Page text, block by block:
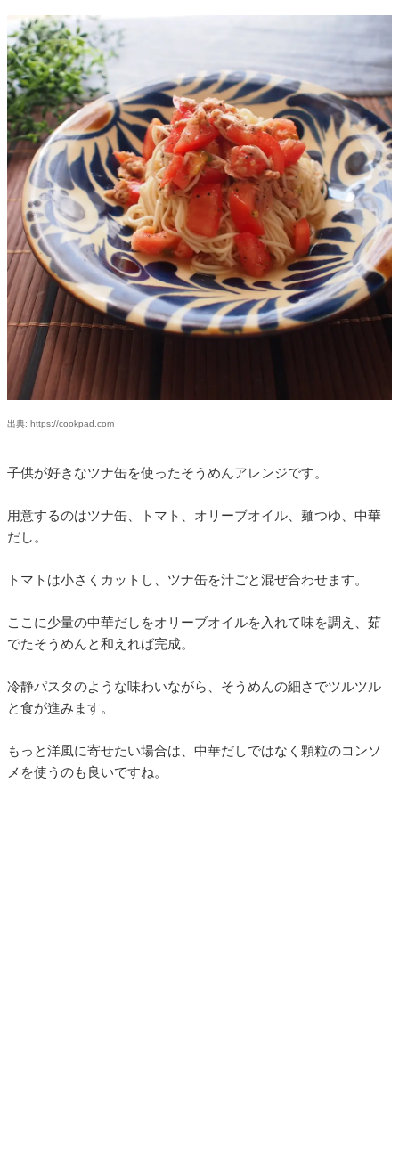
出典: https://cookpad.com
子供が好きなツナ缶を使ったそうめんアレンジです。
用意するのはツナ缶、トマト、オリーブオイル、麺つゆ、中華
だし。
トマトは小さくカットし、ツナ缶を汁ごと混ぜ合わせます。
ここに少量の中華だしをオリーブオイルを入れて味を調え、茹
でたそうめんと和えれば完成。
冷静パスタのような味わいながら、そうめんの細さでツルツル
と食が進みます。
もっと洋風に寄せたい場合は、中華だしではなく顆粒のコンソ
メを使うのも良いですね。